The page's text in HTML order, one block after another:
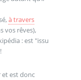
à travers
vos rêves),
: est "issu
et est donc